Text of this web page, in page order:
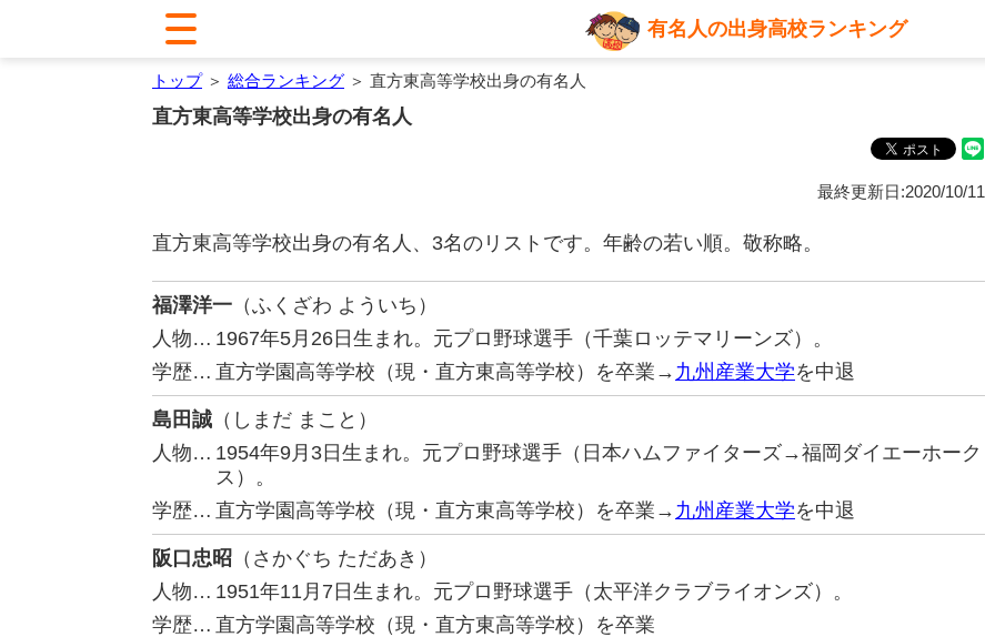
有名人の出身高校ランキング
トップ＞ 総合ランキング ＞ 直方東高等学校出身の有名人
直方東高等学校出身の有名人
最終更新日:2020/10/11
直方東高等学校出身の有名人、3名のリストです。年齢の若い順。敬称略。
福澤洋一 （ふくざわ よういち）
人物… 1967年5月26日生まれ。元プロ野球選手（千葉ロッテマリーンズ）。
学歴… 直方学園高等学校（現・直方東高等学校）を卒業→ 九州産業大学を中退
島田誠 （しまだ まこと）
人物… 1954年9月3日生まれ。元プロ野球選手（日本ハムファイターズ→福岡ダイエーホーク
ス）。
学歴… 直方学園高等学校（現・直方東高等学校）を卒業→ 九州産業大学を中退
阪口忠昭 （さかぐち ただあき）
人物… 1951年11月7日生まれ。元プロ野球選手（太平洋クラブライオンズ）。
学歴… 直方学園高等学校（現・直方東高等学校）を卒業